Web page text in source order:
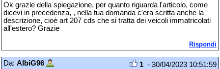
Ok grazie della spiegazione, per quanto riguarda l'articolo, come
dicevi in precedenza, , nella tua domanda c'era scritta anche la
descrizione, cioè art 207 cds che si tratta dei veicoli immatricolati
all'estero? Grazie
Rispondi
Da: AlbiG96 1 - 30/04/2023 10:51:59